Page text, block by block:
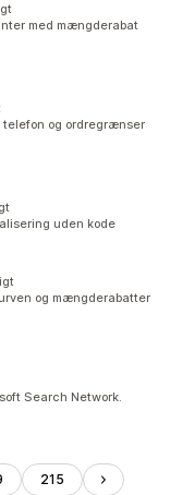
med mængderabat
telefon og ordregrænser
uden kode
og mængderabatter
Search Network.
215